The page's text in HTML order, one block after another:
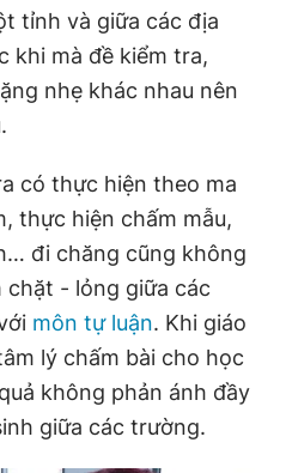
tỉnh và giữa các địa
khi mà đề kiểm tra,
nhẹ khác nhau nên
có thực hiện theo ma
thực hiện chấm mẫu,
đi chăng cũng không
- lỏng giữa các
môn tự luận. Khi giáo
lý chấm bài cho học
không phản ánh đầy
giữa các trường.